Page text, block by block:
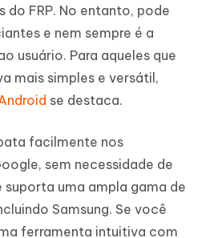
do FRP. No entanto, pode
e nem sempre é a
usuário. Para aqueles que
mais simples e versátil,
se destaca.
facilmente nos
sem necessidade de
suporta uma ampla gama de
Samsung. Se você
ferramenta intuitiva com